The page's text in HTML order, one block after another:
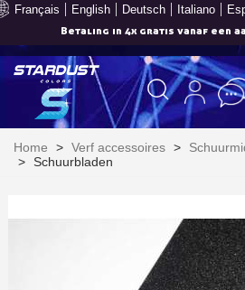
Français English Deutsch Italiano
Betaling in 4x gratis vanaf een
Schrijf je in voor de
Levering binnen 48-72
Home > Verf accessoires >
> Schuurbladen